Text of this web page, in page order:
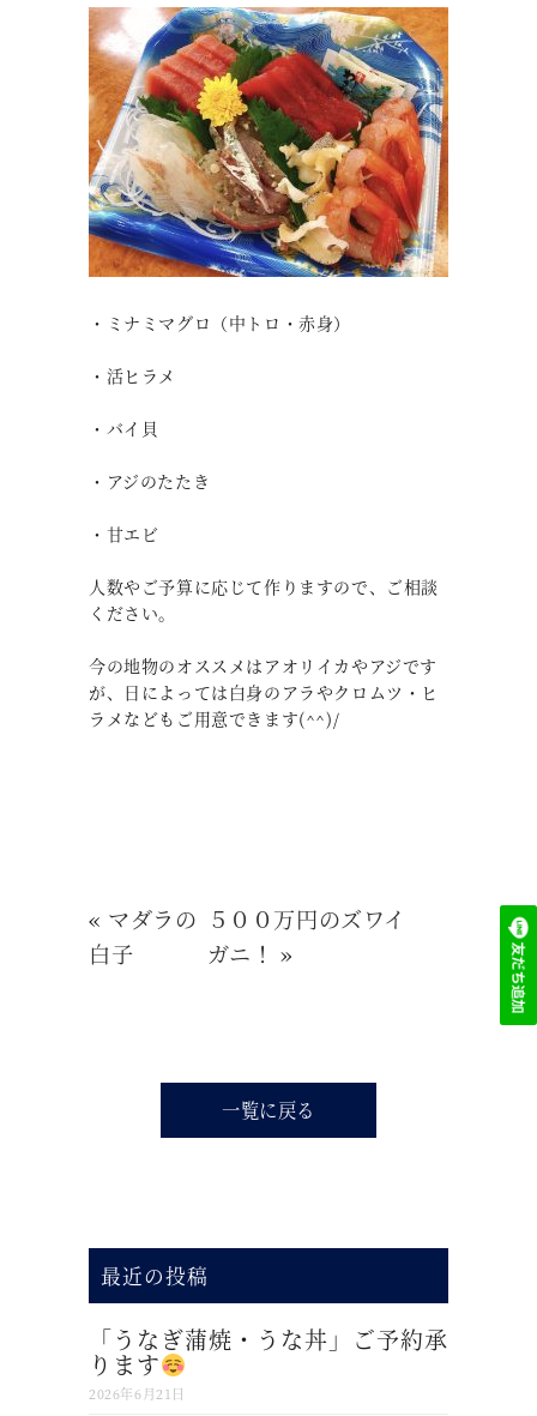
・ミナミマグロ（中トロ・赤身）
・活ヒラメ
・バイ貝
・アジのたたき
・甘エビ
人数やご予算に応じて作りますので、ご相談
ください。
今の地物のオススメはアオリイカやアジです
が、日によっては白身のアラやクロムツ・ヒ
ラメなどもご用意できます(^^)/
« マダラの
白子
５００万円のズワイ
ガニ！ »
一覧に戻る
最近の投稿
「うなぎ蒲焼・うな丼」ご予約承
ります
2026年6月21日